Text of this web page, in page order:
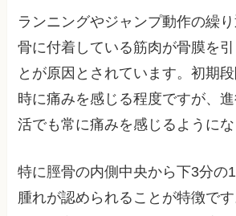
ランニングやジャンプ動作の繰り
骨に付着している筋肉が骨膜を
とが原因とされています。初期
時に痛みを感じる程度ですが、
活でも常に痛みを感じるようにな
特に脛骨の内側中央から下3分の
腫れが認められることが特徴で